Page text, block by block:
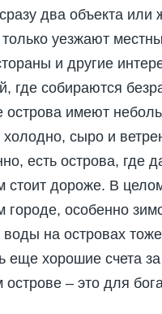
два объекта
уезжают
и другие
где собираются
острова имеют
холодно, сыро и
есть острова, где
стоит дороже. В
городе, особенно
на островах
еще хорошие счета
острове – это для